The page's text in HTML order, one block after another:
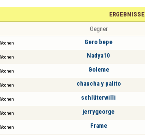
ERGEBNISSE
Gegner
Gero bepe
Nadya10
Goleme
chaucha y palito
schlüterwilli
jerrygeorge
Frame